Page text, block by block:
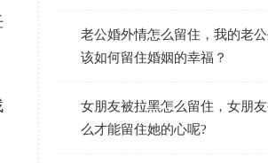
老公婚外情怎么留住，我的老
该如何留住婚姻的幸福？
女朋友被拉黑怎么留住，女朋
么才能留住她的心呢?